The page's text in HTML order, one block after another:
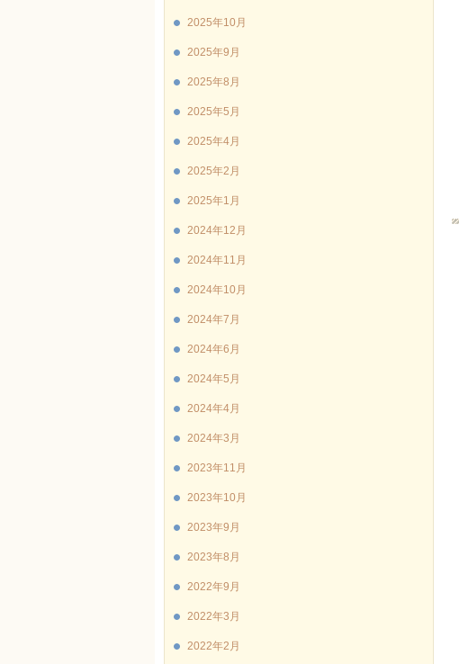
2025年10月
2025年9月
2025年8月
2025年5月
2025年4月
2025年2月
2025年1月
2024年12月
2024年11月
2024年10月
2024年7月
2024年6月
2024年5月
2024年4月
2024年3月
2023年11月
2023年10月
2023年9月
2023年8月
2022年9月
2022年3月
2022年2月